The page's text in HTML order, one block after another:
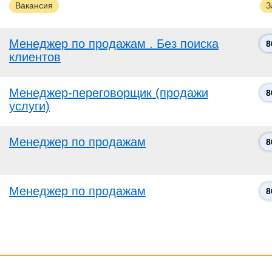
Вакансия
Менеджер по продажам . Без поиска
клиентов
Менеджер-переговорщик (продажи
услуги)
Менеджер по продажам
Менеджер по продажам